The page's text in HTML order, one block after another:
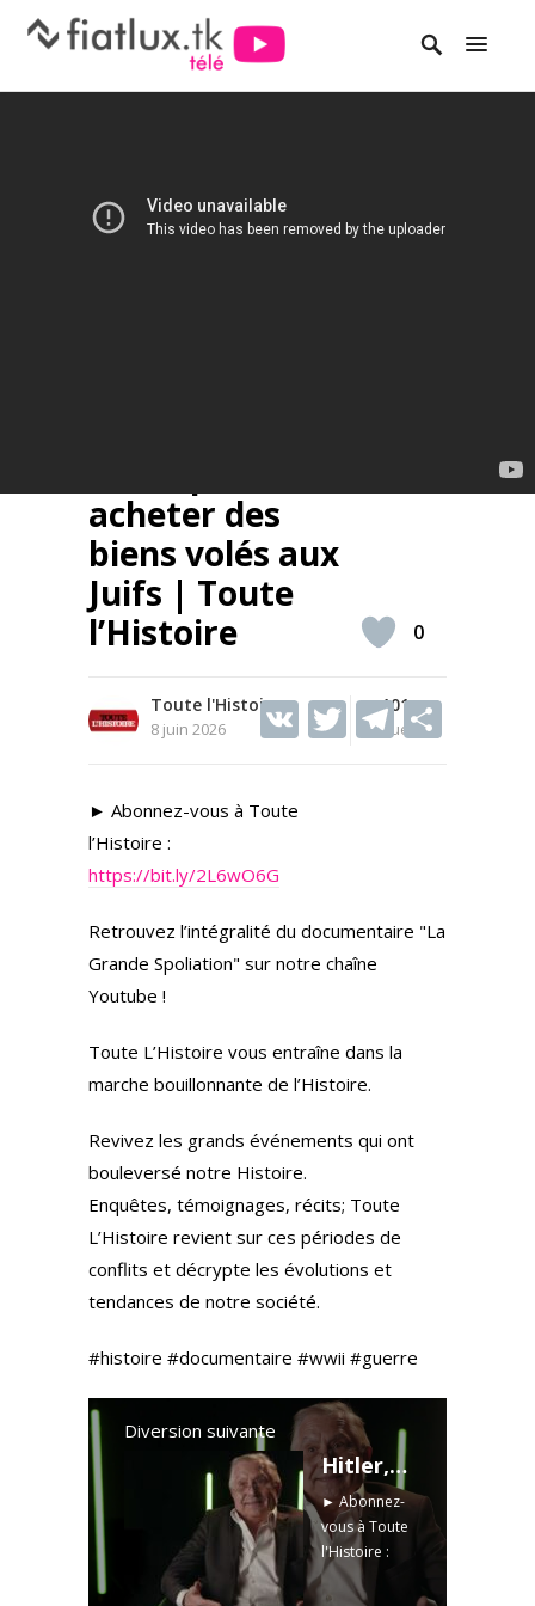
acheter des
biens volés aux
Juifs | Toute
l’Histoire
Toute l'Histoire
8 juin 2026
101
Vues
V T T
0
► Abonnez-vous à Toute
l’Histoire :
https://bit.ly/2L6wO6G
Retrouvez l’intégralité du documentaire "La
Grande Spoliation" sur notre chaîne
Youtube !
Toute L’Histoire vous entraîne dans la
marche bouillonnante de l’Histoire.
Revivez les grands événements qui ont
bouleversé notre Histoire.
Enquêtes, témoignages, récits; Toute
L’Histoire revient sur ces périodes de
conflits et décrypte les évolutions et
tendances de notre société.
#histoire #documentaire #wwii #guerre
Diversion suivante
Hitler, Staline, Mao : l'enfance des dictateurs | Toute l'Histoire
► Abonnez-
vous à Toute
l'Histoire :
https://bit.ly/
2L6wO6G